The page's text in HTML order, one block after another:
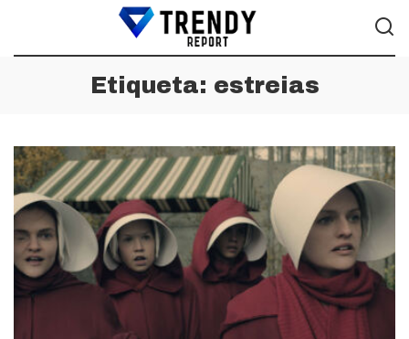
Etiqueta: estreias